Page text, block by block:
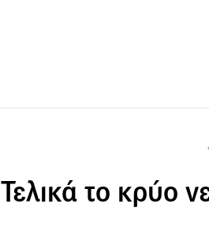
Τελικά το κρύο